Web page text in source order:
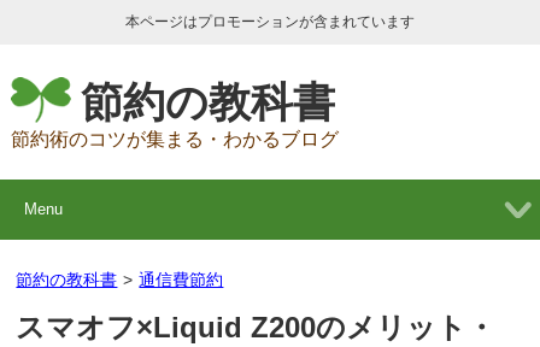
本ページはプロモーションが含まれています
節約の教科書
節約術のコツが集まる・わかるブログ
Menu
節約の教科書 > 通信費節約
スマオフ×Liquid Z200のメリット・